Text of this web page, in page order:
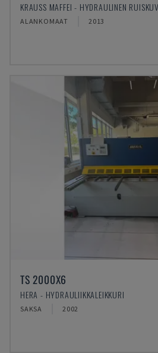
KRAUSS MAFFEI - HYDRAULINEN
ALANKOMAAT 2013
TS 2000X6
HERA - HYDRAULIIKKALEIKKURI
SAKSA 2002